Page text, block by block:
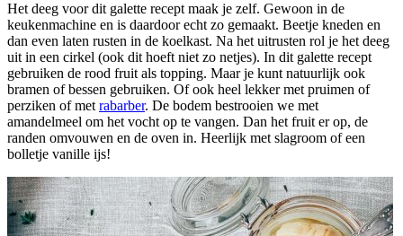
Het deeg voor dit galette recept maak je zelf. Gewoon in de
keukenmachine en is daardoor echt zo gemaakt. Beetje kneden en
dan even laten rusten in de koelkast. Na het uitrusten rol je het deeg
uit in een cirkel (ook dit hoeft niet zo netjes). In dit galette recept
gebruiken de rood fruit als topping. Maar je kunt natuurlijk ook
bramen of bessen gebruiken. Of ook heel lekker met pruimen of
perziken of met rabarber. De bodem bestrooien we met
amandelmeel om het vocht op te vangen. Dan het fruit er op, de
randen omvouwen en de oven in. Heerlijk met slagroom of een
bolletje vanille ijs!